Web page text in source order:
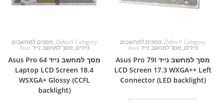
Default Category
,מסכים למחשבים
ניידים,מסך למחשב נייד Asus
מסך למחשב נייד Asus Pro 79I
LCD Screen 17.3 WXGA++ Left
Connector (LED backlight)
Default Category
,מסכים למחשבים
ניידים,מסך למחשב נייד Asus
מסך למחשב נייד Asus Pro 64
Laptop LCD Screen 18.4
WSXGA+ Glossy (CCFL
backlight)